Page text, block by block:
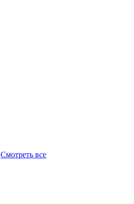
Смотреть все